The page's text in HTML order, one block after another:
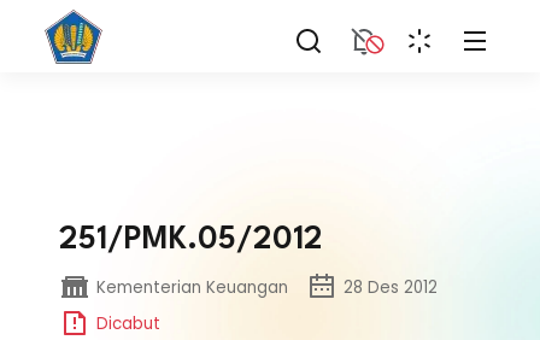
251/PMK.05/2012
Kementerian Keuangan
28 Des 2012
Dicabut